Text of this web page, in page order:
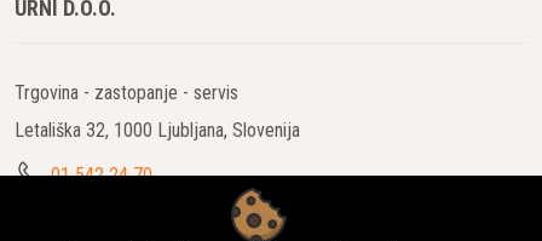
URNI D.O.O.
Trgovina - zastopanje - servis
Letališka 32, 1000 Ljubljana, Slovenija
01 542 24 70